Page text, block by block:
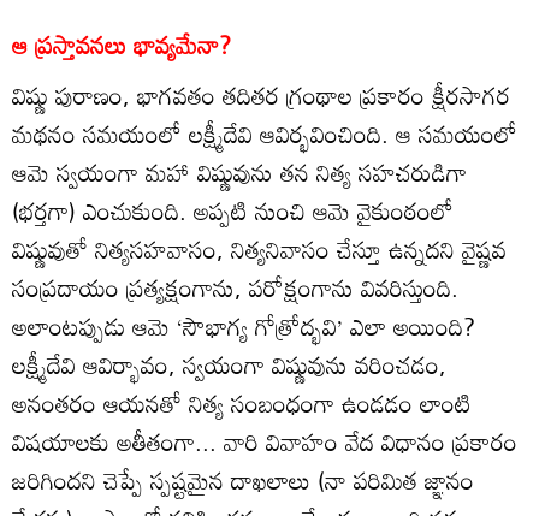
ఆ ప్రస్తావనలు భావ్యమేనా?
విష్ణు పురాణం, భాగవతం తదితర గ్రంథాల ప్రకారం క్షీరసాగర
మథనం సమయంలో లక్ష్మీదేవి ఆవిర్భవించింది. ఆ సమయంలో
ఆమె స్వయంగా మహా విష్ణువును తన నిత్య సహచరుడిగా
(భర్తగా) ఎంచుకుంది. అప్పటి నుంచి ఆమె వైకుంఠంలో
విష్ణువుతో నిత్యసహవాసం, నిత్యనివాసం చేస్తూ ఉన్నదని వైష్ణవ
సంప్రదాయం ప్రత్యక్షంగాను, పరోక్షంగాను వివరిస్తుంది.
అలాంటప్పుడు ఆమె ‘సౌభాగ్య గోత్రోద్భవి’ ఎలా అయింది?
లక్ష్మీదేవి ఆవిర్భావం, స్వయంగా విష్ణువును వరించడం,
అనంతరం ఆయనతో నిత్య సంబంధంగా ఉండడం లాంటి
విషయాలకు అతీతంగా... వారి వివాహం వేద విధానం ప్రకారం
జరిగిందని చెప్పే స్పష్టమైన దాఖలాలు (నా పరిమిత జ్ఞానం